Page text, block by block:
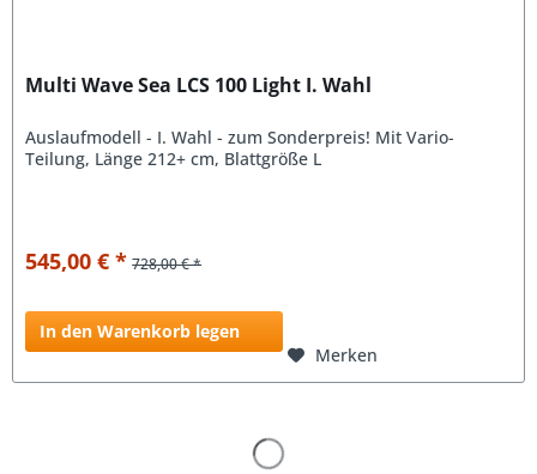
Multi Wave Sea LCS 100 Light I. Wahl
Auslaufmodell - I. Wahl - zum Sonderpreis! Mit Vario-
Teilung, Länge 212+ cm, Blattgröße L
545,00 € * 728,00 € *
In den Warenkorb legen
Merken